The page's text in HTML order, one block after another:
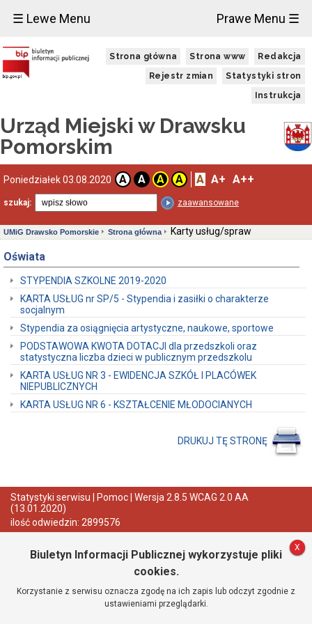
☰ Lewe Menu Prawe Menu ☰
Strona główna Strona www
Redakcja
Rejestr zmian
Statystyki stron
Instrukcja
Urząd Miejski w Drawsku
Pomorskim
Poniedziałek 03.08.2020 A A A A A A+ A++
szukaj: zaawansowane
Władze
Drawska
Burmistrza
Drawska
Pomorskiego
Sekretarz
Gminy
Pomorskie
Skarbnik
Drawsko
-
SG
Urząd
Miejski
Dane
adresowe
Numery
kont
bankowych
Numery
telefonów
Dla
osób
niedosłyszących
stanie
Raport
UMiG Drawsko Pomorskie Strona główna Karty usług/spraw
Oświata
STYPENDIA SZKOLNE 2019-2020
KARTA USŁUG nr SP/5 - Stypendia i zasiłki o charakterze
socjalnym
Stypendia za osiągnięcia artystyczne, naukowe, sportowe
PODSTAWOWA KWOTA DOTACJI dla przedszkoli oraz
statystyczna liczba dzieci w publicznym przedszkolu
KARTA USŁUG NR 3 - EWIDENCJA SZKÓŁ I PLACÓWEK
NIEPUBLICZNYCH
KARTA USŁUG NR 6 - KSZTAŁCENIE MŁODOCIANYCH
DRUKUJ TĘ STRONĘ
×
Statystyki serwisu Pomoc Wersja 2.8.5 WCAG 2.0 AA
(13.01.2020)
ilość odwiedzin: 2899576
Biuletyn Informacji Publicznej wykorzystuje pliki
cookies.
Korzystanie z serwisu oznacza zgodę na ich zapis lub odczyt zgodnie z
ustawieniami przeglądarki.
X